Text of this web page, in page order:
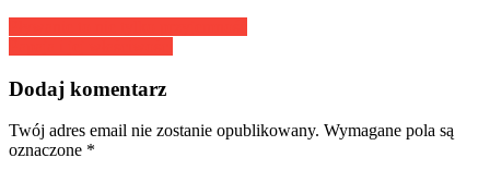
Nawigacja
wpisu
Dodaj komentarz
Twój adres email nie zostanie opublikowany. Wymagane pola są
oznaczone *